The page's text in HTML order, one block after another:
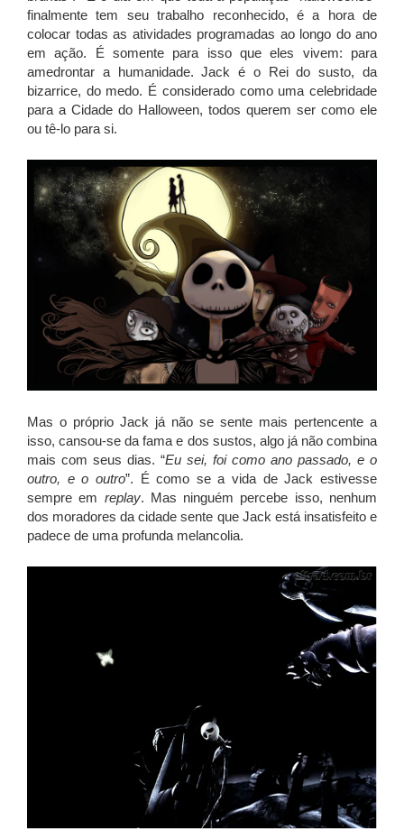
finalmente tem seu trabalho reconhecido, é a hora de
colocar todas as atividades programadas ao longo do ano
em ação. É somente para isso que eles vivem: para
amedrontar a humanidade. Jack é o Rei do susto, da
bizarrice, do medo. É considerado como uma celebridade
para a Cidade do Halloween, todos querem ser como ele
ou tê-lo para si.
Mas o próprio Jack já não se sente mais pertencente a
isso, cansou-se da fama e dos sustos, algo já não combina
mais com seus dias. “Eu sei, foi como ano passado, e o
outro, e o outro”. É como se a vida de Jack estivesse
sempre em replay. Mas ninguém percebe isso, nenhum
dos moradores da cidade sente que Jack está insatisfeito e
padece de uma profunda melancolia.